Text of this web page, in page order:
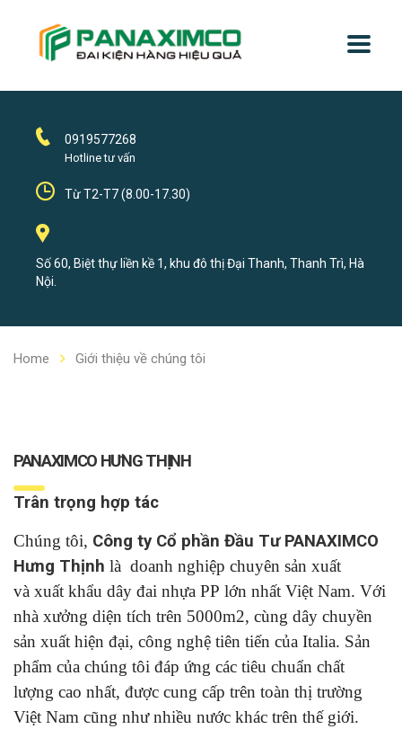
0919577268
Hotline tư vấn
Từ T2-T7 (8.00-17.30)
Số 60, Biệt thự liền kề 1, khu đô thị Đại Thanh, Thanh Trì, Hà
Nội.
Home Giới thiệu về chúng tôi
PANAXIMCO HƯNG THỊNH
Trân trọng hợp tác
Chúng tôi, Công ty Cổ phần Đầu Tư PANAXIMCO
Hưng Thịnh là doanh nghiệp chuyên sản xuất
và xuất khẩu dây đai nhựa PP lớn nhất Việt Nam. Với
nhà xưởng diện tích trên 5000m2, cùng dây chuyền
sản xuất hiện đại, công nghệ tiên tiến của Italia. Sản
phẩm của chúng tôi đáp ứng các tiêu chuẩn chất
lượng cao nhất, được cung cấp trên toàn thị trường
Việt Nam cũng như nhiều nước khác trên thế giới.